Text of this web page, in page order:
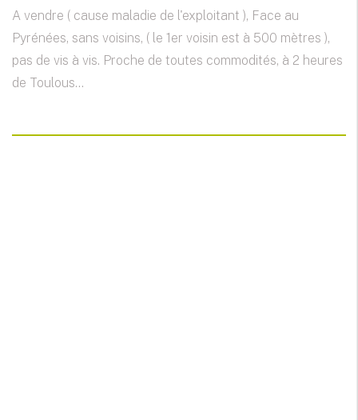
A vendre ( cause maladie de l'exploitant ), Face au
Pyrénées, sans voisins, ( le 1er voisin est à 500 mètres ),
pas de vis à vis. Proche de toutes commodités, à 2 heures
de Toulous...